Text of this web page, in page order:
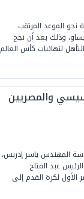
نحو الموعد المرتقب
وذلك بعد أن نجح
لنهائيات كأس العالم
والمصريين
المهندس ياسر إدريس،
عبد الفتاح
الأول لكرة القدم إلى